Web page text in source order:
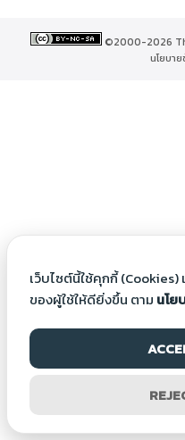
©2000-2026
นโยบา
เว็บไซต์นี้ใช้คุกกี้
ของผู้ใช้ให้ดียิ่งขึ้น ตาม นโ